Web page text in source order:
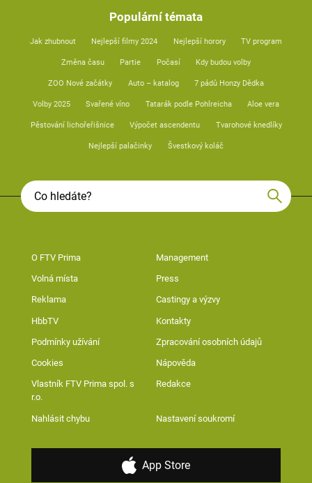
Populární témata
Jak zhubnout Nejlepší filmy 2024 Nejlepší horory TV program
Změna času Partie Počasí Kdy budou volby
ZOO Nové začátky Auto – katalog 7 pádů Honzy Dědka
Volby 2025 Svařené víno Tatarák podle Pohlreicha Aloe vera
Pěstování lichořeřišnice Výpočet ascendentu Tvarohové knedlíky
Nejlepší palačinky Švestkový koláč
O FTV Prima Management
Volná místa Press
Reklama Castingy a výzvy
HbbTV Kontakty
Podmínky užívání Zpracování osobních údajů
Cookies Nápověda
Vlastník FTV Prima spol. s
r.o.
Redakce
Nahlásit chybu Nastavení soukromí
App Store